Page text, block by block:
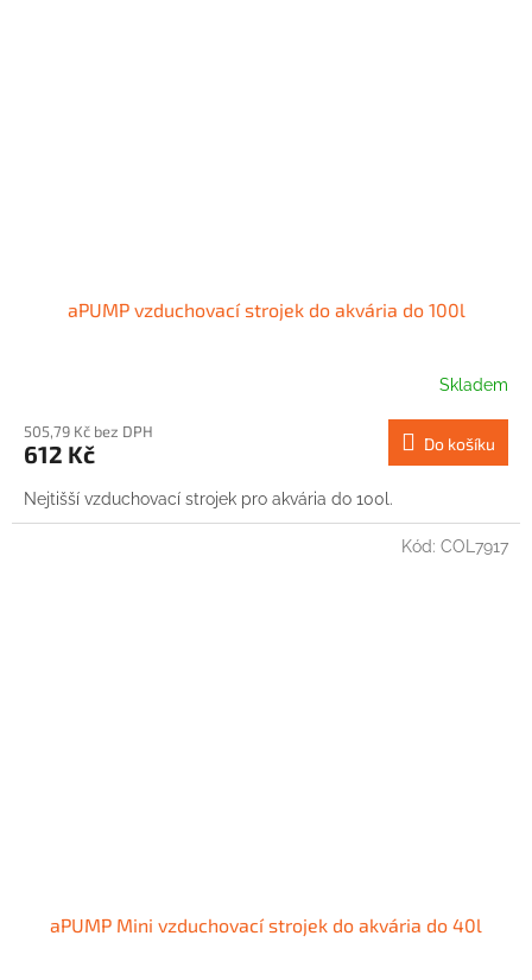
aPUMP vzduchovací strojek do akvária do 100l
Skladem
505,79 Kč bez DPH
612 Kč Do košíku
Nejtišší vzduchovací strojek pro akvária do 100l.
aPUMP Mini vzduchovací strojek do akvária do 40l
Kód: COL7917